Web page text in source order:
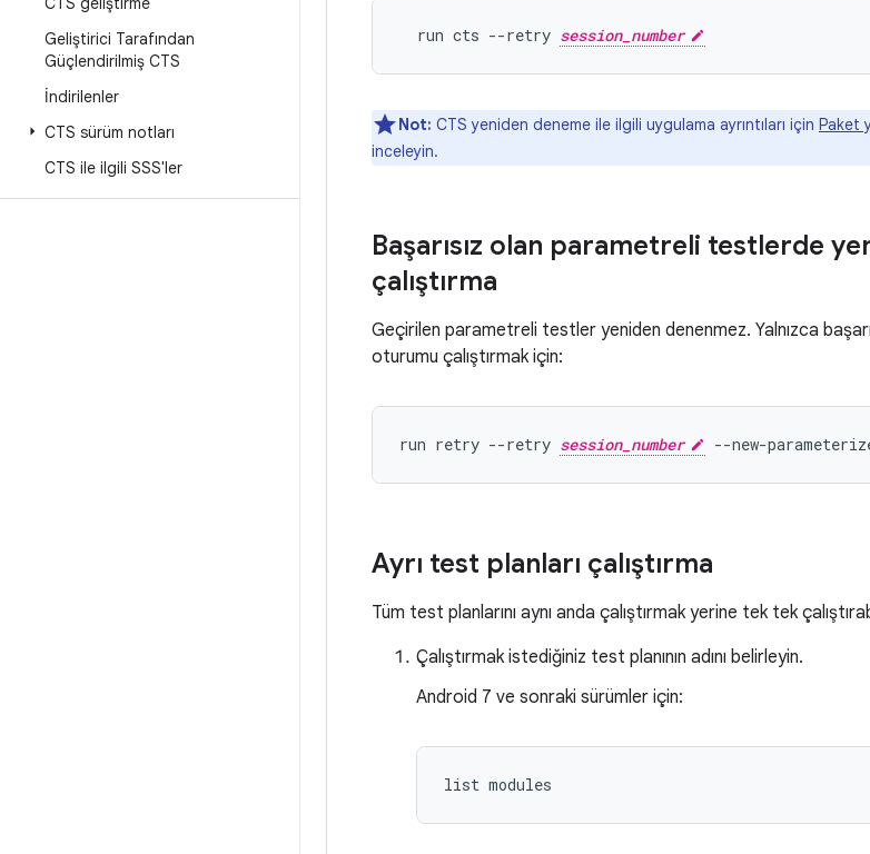
Geliştirici Tarafından
Güçlendirilmiş CTS
İndirilenler
CTS sürüm notları
CTS ile ilgili SSS'ler
  run cts --retry
session_number
Not: CTS yeniden deneme ile ilgili uygulama ayrıntıları için Paket
inceleyin.
Başarısız olan parametreli testlerde
çalıştırma
Geçirilen parametreli testler yeniden denenmez. Yalnızca
oturumu çalıştırmak için:
run retry --retry session_number
Ayrı test planları çalıştırma
Tüm test planlarını aynı anda çalıştırmak yerine tek tek
Çalıştırmak istediğiniz test planının adını belirleyin.
Android 7 ve sonraki sürümler için: